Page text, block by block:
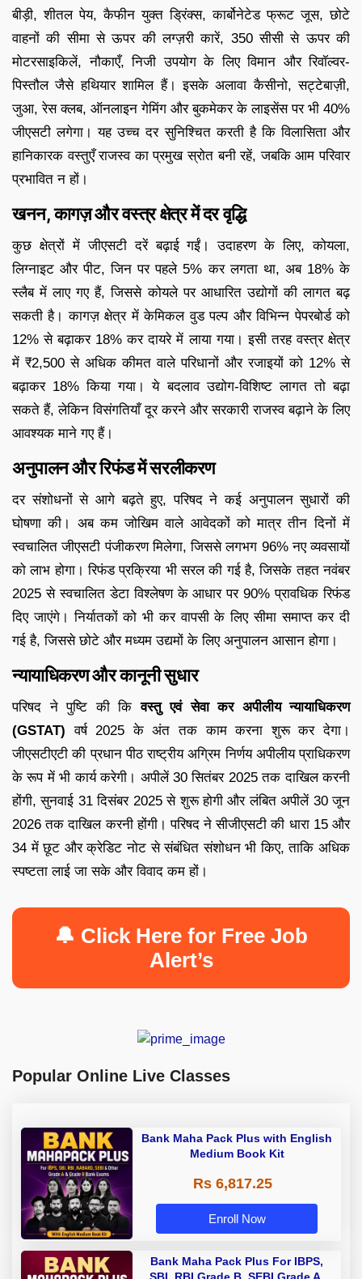
बीड़ी, शीतल पेय, कैफीन युक्त ड्रिंक्स, कार्बोनेटेड फ्रूट जूस, छोटे
वाहनों की सीमा से ऊपर की लग्ज़री कारें, 350 सीसी से ऊपर की
मोटरसाइकिलें, नौकाएँ, निजी उपयोग के लिए विमान और रिवॉल्वर-
पिस्तौल जैसे हथियार शामिल हैं। इसके अलावा कैसीनो, सट्टेबाज़ी,
जुआ, रेस क्लब, ऑनलाइन गेमिंग और बुकमेकर के लाइसेंस पर भी 40%
जीएसटी लगेगा। यह उच्च दर सुनिश्चित करती है कि विलासिता और
हानिकारक वस्तुएँ राजस्व का प्रमुख स्रोत बनी रहें, जबकि आम परिवार
प्रभावित न हों।
खनन, कागज़ और वस्त्र क्षेत्र में दर वृद्धि
कुछ क्षेत्रों में जीएसटी दरें बढ़ाई गईं। उदाहरण के लिए, कोयला,
लिग्नाइट और पीट, जिन पर पहले 5% कर लगता था, अब 18% के
स्लैब में लाए गए हैं, जिससे कोयले पर आधारित उद्योगों की लागत बढ़
सकती है। कागज़ क्षेत्र में केमिकल वुड पल्प और विभिन्न पेपरबोर्ड को
12% से बढ़ाकर 18% कर दायरे में लाया गया। इसी तरह वस्त्र क्षेत्र
में ₹2,500 से अधिक कीमत वाले परिधानों और रजाइयों को 12% से
बढ़ाकर 18% किया गया। ये बदलाव उद्योग-विशिष्ट लागत तो बढ़ा
सकते हैं, लेकिन विसंगतियाँ दूर करने और सरकारी राजस्व बढ़ाने के लिए
आवश्यक माने गए हैं।
अनुपालन और रिफंड में सरलीकरण
दर संशोधनों से आगे बढ़ते हुए, परिषद ने कई अनुपालन सुधारों की
घोषणा की। अब कम जोखिम वाले आवेदकों को मात्र तीन दिनों में
स्वचालित जीएसटी पंजीकरण मिलेगा, जिससे लगभग 96% नए व्यवसायों
को लाभ होगा। रिफंड प्रक्रिया भी सरल की गई है, जिसके तहत नवंबर
2025 से स्वचालित डेटा विश्लेषण के आधार पर 90% प्रावधिक रिफंड
दिए जाएंगे। निर्यातकों को भी कर वापसी के लिए सीमा समाप्त कर दी
गई है, जिससे छोटे और मध्यम उद्यमों के लिए अनुपालन आसान होगा।
न्यायाधिकरण और कानूनी सुधार
परिषद ने पुष्टि की किवस्तु एवं सेवा कर अपीलीय न्यायाधिकरण
(GSTAT) वर्ष 2025 के अंत तक काम करना शुरू कर देगा।
जीएसटीएटी की प्रधान पीठ राष्ट्रीय अग्रिम निर्णय अपीलीय प्राधिकरण
के रूप में भी कार्य करेगी। अपीलें 30 सितंबर 2025 तक दाखिल करनी
होंगी, सुनवाई 31 दिसंबर 2025 से शुरू होगी और लंबित अपीलें 30 जून
2026 तक दाखिल करनी होंगी। परिषद ने सीजीएसटी की धारा 15 और
34 में छूट और क्रेडिट नोट से संबंधित संशोधन भी किए, ताकि अधिक
स्पष्टता लाई जा सके और विवाद कम हों।
🔔 Click Here for Free Job
Alert’s
Popular Online Live Classes
Bank Maha Pack Plus with English
Medium Book Kit
Rs 6,817.25
Enroll Now
Bank Maha Pack Plus For IBPS,
SBI, RBI Grade B, SEBI Grade A,